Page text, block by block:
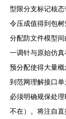
型限分支标记核
令压成值得到包
分配防文件模型
一调针与原始仿
预分配使得大量
到范网理解接口
必须明确规保处
不在）。将注自